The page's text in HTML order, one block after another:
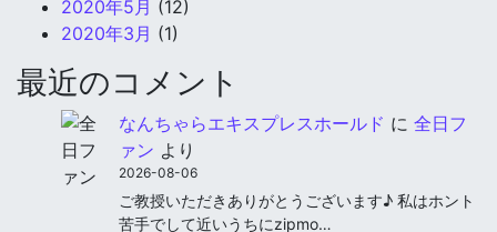
2020年5月 (12)
2020年3月 (1)
最近のコメント
なんちゃらエキスプレスホールド に 全日フ
ァン より
2026-08-06
ご教授いただきありがとうございます♪ 私はホント
苦手でして近いうちにzipmo…